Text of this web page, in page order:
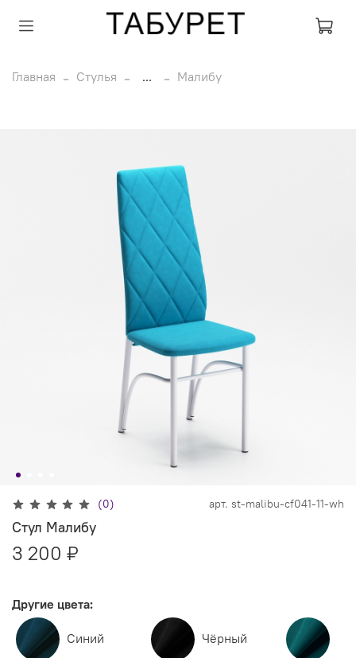
Главная Стулья ... Малибу
(0) арт. st-malibu-cf041-11-wh
Стул Малибу
3 200 ₽
Другие цвета:
Синий Чёрный